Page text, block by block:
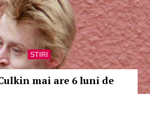
STIRI
mai are 6 luni de